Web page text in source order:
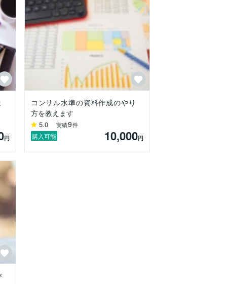
円
コンサル水準の資料作成のやり
方を教えます
5.0 実績9件
購入可能 10,000円